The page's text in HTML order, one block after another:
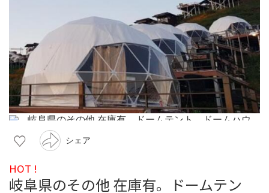
シェア
HOT !
岐阜県のその他 在庫有。ドームテン